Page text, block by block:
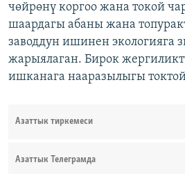
чөйрөнү коргоо жана токой
шаардагы абаны жана
заводдун ишинен экологияга
жарыялаган. Бирок
ишканага нааразылыгы
Азаттык тиркемеси
Азаттык Телеграмда